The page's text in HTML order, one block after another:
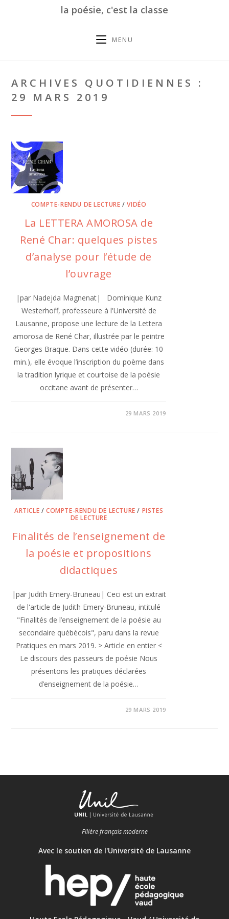
la poésie, c'est la classe
MENU
ARCHIVES QUOTIDIENNES :
29 MARS 2019
COMPTE-RENDU DE LECTURE /VIDÉO
La LETTERA AMOROSA de
René Char: quelques pistes
d’analyse pour l’étude de
l’ouvrage
|par Nadejda Magnenat| Dominique Kunz
Westerhoff, professeure à l'Université de
Lausanne, propose une lecture de la Lettera
amorosa de René Char, illustrée par le peintre
Georges Braque. Dans cette vidéo (durée: 10
min.), elle évoque l’inscription du poème dans
la tradition lyrique et courtoise de la poésie
occitane avant de présenter…
29 MARS 2019
ARTICLE / COMPTE-RENDU DE LECTURE / PISTES
DE LECTURE
Finalités de l’enseignement de
la poésie et propositions
didactiques
|par Judith Emery-Bruneau| Ceci est un extrait
de l'article de Judith Emery-Bruneau, intitulé
"Finalités de l’enseignement de la poésie au
secondaire québécois", paru dans la revue
Pratiques en mars 2019. > Article en entier <
Le discours des passeurs de poésie Nous
présentons les pratiques déclarées
d’enseignement de la poésie…
29 MARS 2019
Filière français moderne
Avec le soutien de l'Université de Lausanne